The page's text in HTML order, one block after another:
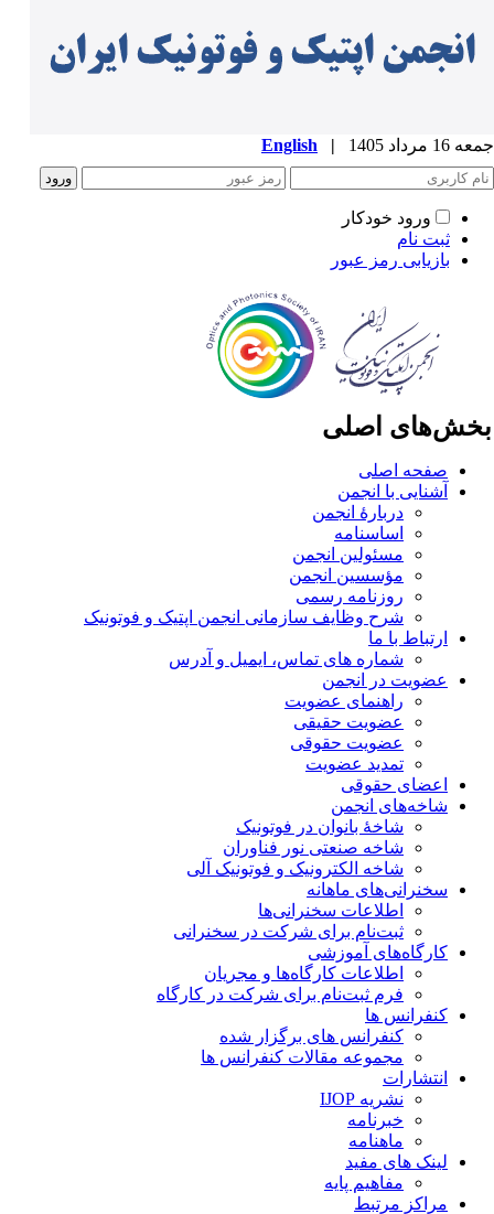
مرداد 1405 |
English
ورود خودکار
ثبت نام
بازیابی رمز عبور
اصلی
صفحه اصلی
آشنایی با انجمن
دربارۀ انجمن
اساسنامه
مسئولین انجمن
مؤسسین انجمن
روزنامه رسمی
شرح وظایف سازمانی انجمن اپتیک و فوتونیک
ارتباط با ما
شماره های تماس، ایمیل و آدرس
عضویت در انجمن
راهنمای عضویت
عضویت حقیقی
عضویت حقوقی
تمدید عضویت
اعضای حقوقی
شاخه‌های انجمن
شاخۀ بانوان در فوتونیک
شاخه صنعتی نور فناوران
شاخه‌ الکترونیک و فوتونیک آلی
سخنرانی‌های ماهانه
اطلاعات سخنرانی‌‌ها
ثبت‌نام برای شرکت در سخنرانی
کارگاه‌های آموزشی
اطلاعات کارگاه‌ها و مجریان
فرم ثبت‌نام برای شرکت در کارگاه
کنفرانس ها
کنفرانس های برگزار شده
مجموعه مقالات کنفرانس ها
انتشارات
نشریه IJOP
خبرنامه
ماهنامه
لینک های مفید
مفاهیم پایه
مراکز مرتبط